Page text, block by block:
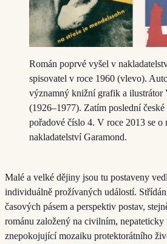
Román poprvé vyšel v
spisovatel v roce 1960 (vlevo).
významný knižní grafik a ilustrátor
(1926–1977). Zatím poslední
pořadové číslo 4. V roce 2013 se o
nakladatelství Garamond.
Malé a velké dějiny jsou tu postaveny
individuálně prožívaných událostí.
časových pásem a perspektiv postav,
románu založený na civilním,
znepokojující mozaiku protektorátního